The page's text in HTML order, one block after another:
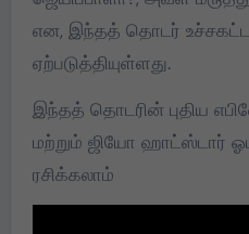
என, இந்தத் தொடர் உச்சகட்ட
ஏற்படுத்தியுள்ளது.
இந்தத் தொடரின் புதிய
மற்றும் ஜியோ ஹாட்ஸ்டார்
ரசிக்கலாம்